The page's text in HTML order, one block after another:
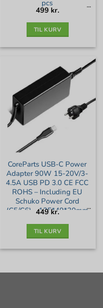
pcs
499 kr.
TIL KURV
CoreParts USB-C Power
Adapter 90W 15-20V/3-
4.5A USB PD 3.0 CE FCC
ROHS – Including EU
Schuko Power Cord
(C5/C6) – 125*49*30mm
449kr.
TIL KURV